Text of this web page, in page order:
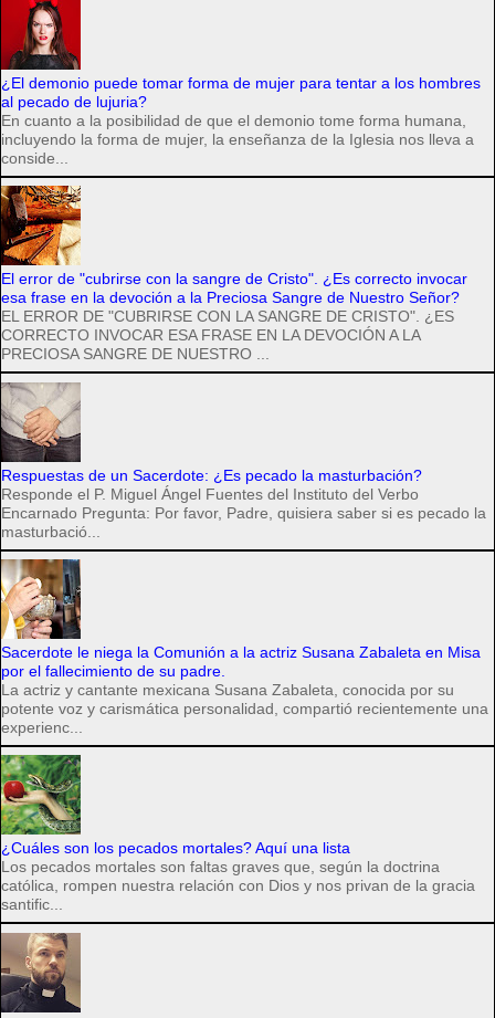
¿El demonio puede tomar forma de mujer para tentar a los hombres
al pecado de lujuria?
En cuanto a la posibilidad de que el demonio tome forma humana,
incluyendo la forma de mujer, la enseñanza de la Iglesia nos lleva a
conside...
El error de "cubrirse con la sangre de Cristo". ¿Es correcto invocar
esa frase en la devoción a la Preciosa Sangre de Nuestro Señor?
EL ERROR DE "CUBRIRSE CON LA SANGRE DE CRISTO". ¿ES
CORRECTO INVOCAR ESA FRASE EN LA DEVOCIÓN A LA
PRECIOSA SANGRE DE NUESTRO ...
Respuestas de un Sacerdote: ¿Es pecado la masturbación?
Responde el P. Miguel Ángel Fuentes del Instituto del Verbo
Encarnado Pregunta: Por favor, Padre, quisiera saber si es pecado la
masturbació...
Sacerdote le niega la Comunión a la actriz Susana Zabaleta en Misa
por el fallecimiento de su padre.
La actriz y cantante mexicana Susana Zabaleta, conocida por su
potente voz y carismática personalidad, compartió recientemente una
experienc...
¿Cuáles son los pecados mortales? Aquí una lista
Los pecados mortales son faltas graves que, según la doctrina
católica, rompen nuestra relación con Dios y nos privan de la gracia
santific...